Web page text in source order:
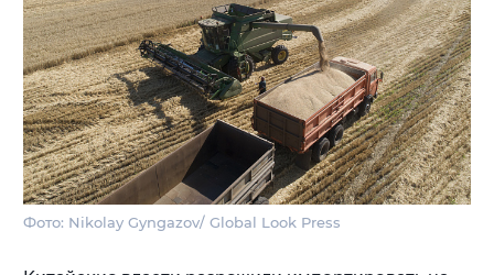
Фото: Nikolay Gyngazov/ Global Look Press